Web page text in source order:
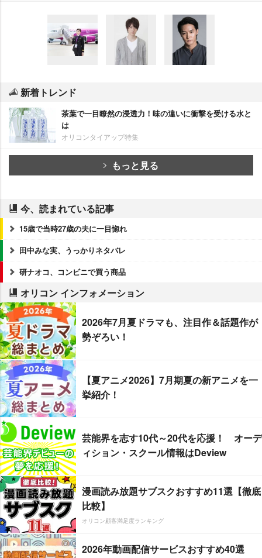
新着トレンド
茶葉で一目瞭然の浸透力！味の違いに衝撃を受ける水と
は
オリコンタイアップ特集
もっと見る
今、読まれている記事
15歳で当時27歳の夫に一目惚れ
田中みな実、うっかりネタバレ
研ナオコ、コンビニで買う商品
オリコン インフォメーション
2026年7月夏ドラマも、注目作＆話題作が
勢ぞろい！
【夏アニメ2026】7月期夏の新アニメを一
挙紹介！
芸能界を志す10代～20代を応援！ オーデ
ィション・スクール情報はDeview
漫画読み放題サブスクおすすめ11選【徹底
比較】
オリコン顧客満足度ランキング
2026年動画配信サービスおすすめ40選